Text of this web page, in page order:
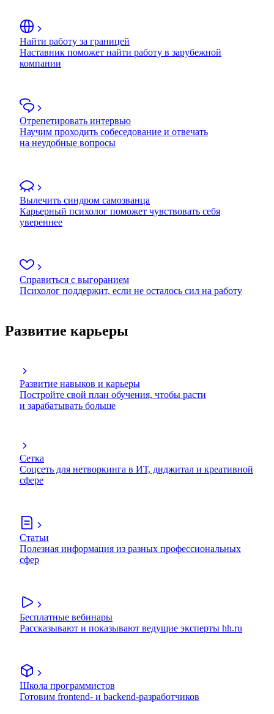
Найти работу за границей
Наставник поможет найти работу в зарубежной
компании
Отрепетировать интервью
Научим проходить собеседование и отвечать
на неудобные вопросы
Вылечить синдром самозванца
Карьерный психолог поможет чувствовать себя
увереннее
Справиться с выгоранием
Психолог поддержит, если не осталось сил на работу
Развитие карьеры
Развитие навыков и карьеры
Постройте свой план обучения, чтобы расти
и зарабатывать больше
Сетка
Соцсеть для нетворкинга в ИТ, диджитал и креативной
сфере
Статьи
Полезная информация из разных профессиональных
сфер
Бесплатные вебинары
Рассказывают и показывают ведущие эксперты hh.ru
Школа программистов
Готовим frontend- и backend-разработчиков